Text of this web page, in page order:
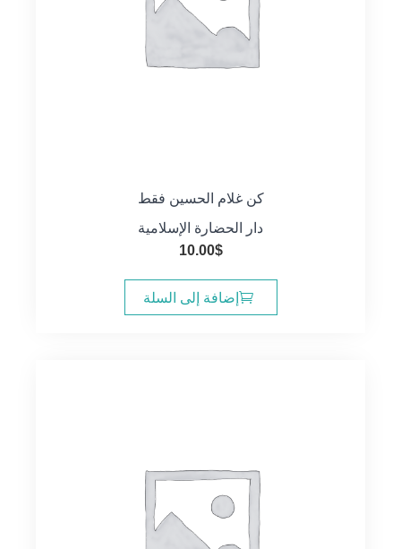
كن غلام الحسين فقط
دار الحضارة الإسلامية
10.00$
إضافة إلى السلة